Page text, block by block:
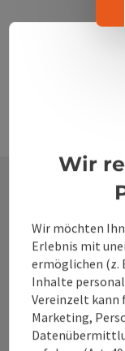
Alpenland
Bahnhofstraße 2
4580
Wir
Wir möchten
Erlebnis mit
ermöglichen (z.
Inhalte
Vereinzelt kann
Marketing,